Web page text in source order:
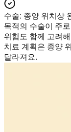
수술: 종양 위치상
목적의 수술이 주
위험도 함께 고려
치료 계획은 종양
달라져요.